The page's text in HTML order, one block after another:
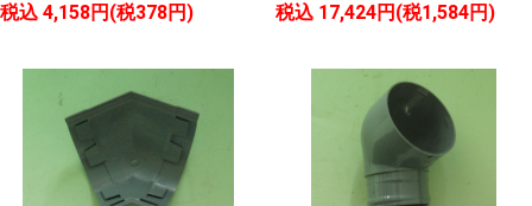
税込 4,158円(税378円)
税込 17,424円(税1,584円)